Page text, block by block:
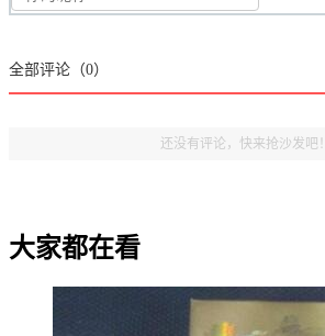
全部评论（0）
还没有评论，快来抢沙发吧！
大家都在看